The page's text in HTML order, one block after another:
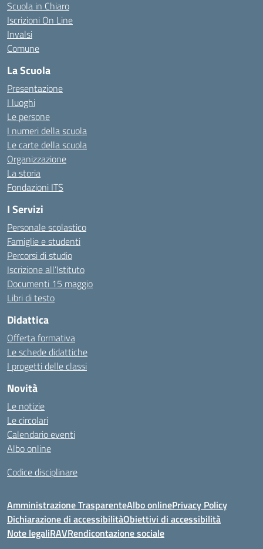
Scuola in Chiaro
Iscrizioni On Line
Invalsi
Comune
La Scuola
Presentazione
I luoghi
Le persone
I numeri della scuola
Le carte della scuola
Organizzazione
La storia
Fondazioni ITS
I Servizi
Personale scolastico
Famiglie e studenti
Percorsi di studio
Iscrizione all’Istituto
Documenti 15 maggio
Libri di testo
Didattica
Offerta formativa
Le schede didattiche
I progetti delle classi
Novità
Le notizie
Le circolari
Calendario eventi
Albo online
Codice disciplinare
Amministrazione TrasparenteAlbo onlinePrivacy Policy
Dichiarazione di accessibilitàObiettivi di accessibilità
Note legaliRAVRendicontazione sociale